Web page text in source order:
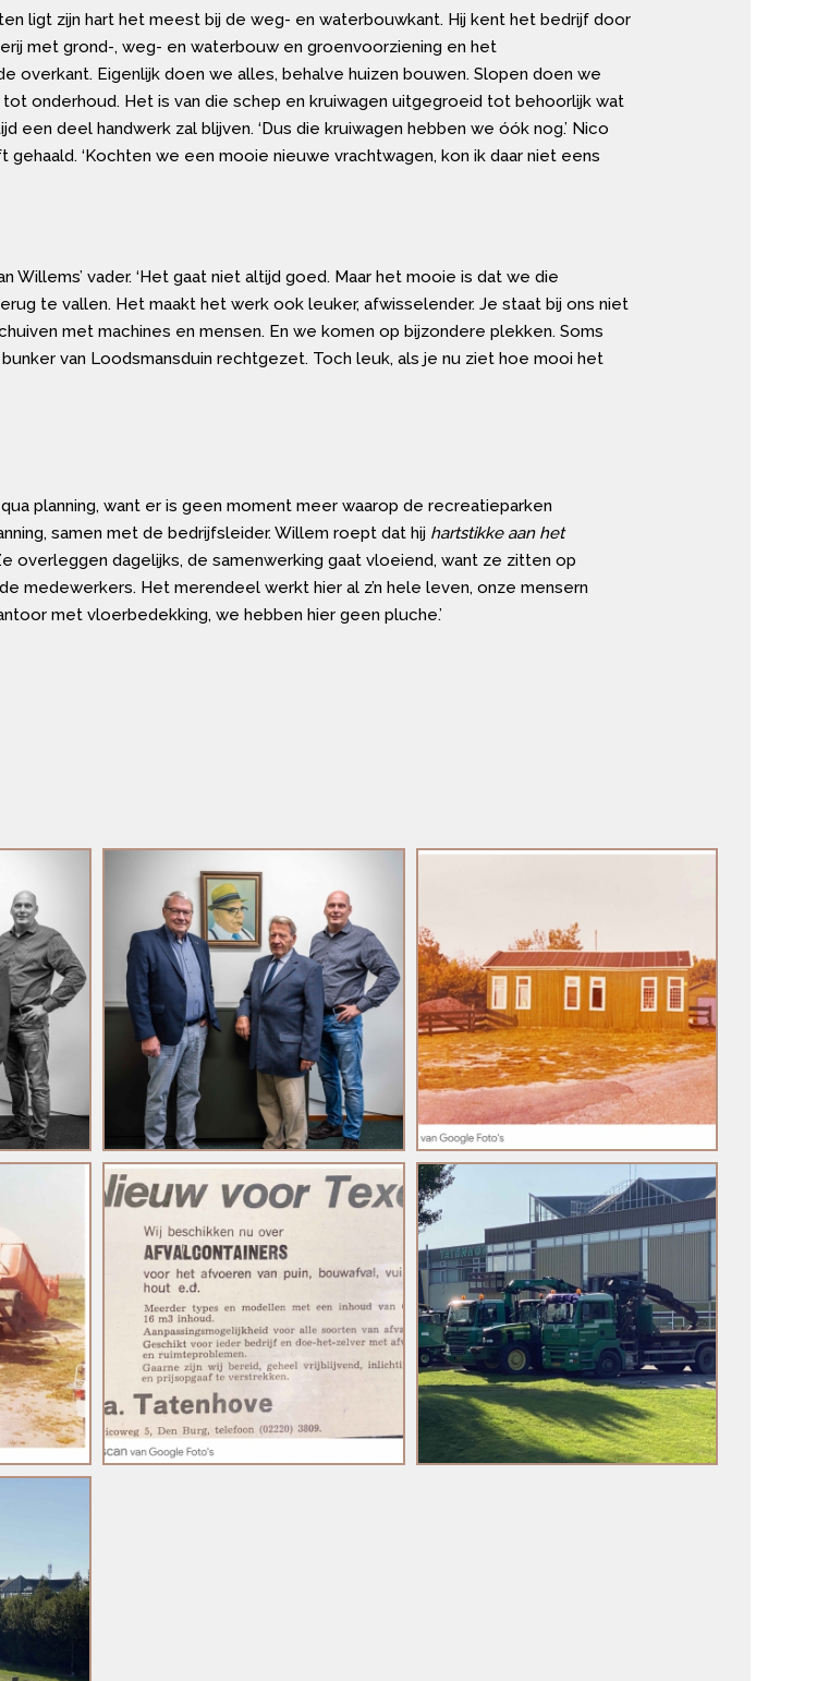
ligt zijn hart het meest bij de weg- en waterbouwkant. Hij kent het bedrijf door
met grond-, weg- en waterbouw en groenvoorziening en het
overkant. Eigenlijk doen we alles, behalve huizen bouwen. Slopen doen we
onderhoud. Het is van die schep en kruiwagen uitgegroeid tot behoorlijk wat
een deel handwerk zal blijven. ‘Dus die kruiwagen hebben we óók nog.’ Nico
‘Kochten we een mooie nieuwe vrachtwagen, kon ik daar niet eens
Willems’ vader. ‘Het gaat niet altijd goed. Maar het mooie is dat we die
te vallen. Het maakt het werk ook leuker, afwisselender. Je staat bij ons niet
met machines en mensen. En we komen op bijzondere plekken. Soms
van Loodsmansduin rechtgezet. Toch leuk, als je nu ziet hoe mooi het
planning, want er is geen moment meer waarop de recreatieparken
samen met de bedrijfsleider. Willem roept dat hij hartstikke aan het
overleggen dagelijks, de samenwerking gaat vloeiend, want ze zitten op
medewerkers. Het merendeel werkt hier al z’n hele leven, onze mensern
met vloerbedekking, we hebben hier geen pluche.’